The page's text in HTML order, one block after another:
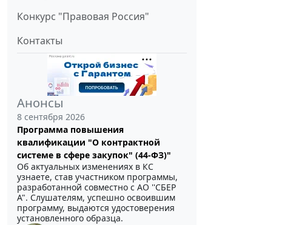
Конкурс "Правовая Россия"
Контакты
Анонсы
8 сентября 2026
Программа повышения
квалификации "О контрактной
системе в сфере закупок" (44-ФЗ)"
Об актуальных изменениях в КС
узнаете, став участником программы,
разработанной совместно с АО ''СБЕР
А". Слушателям, успешно освоившим
программу, выдаются удостоверения
установленного образца.